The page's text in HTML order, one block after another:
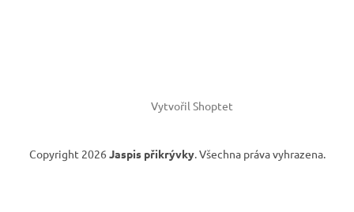
Vytvořil Shoptet
Copyright 2026 Jaspis přikrývky. Všechna práva vyhrazena.